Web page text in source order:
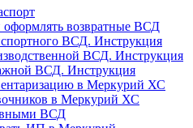
возвратные ВСД
ВСД. Инструкция
ВСД. Инструкция
ВСД. Инструкция
в Меркурий ХС
в Меркурий ХС
ВСД